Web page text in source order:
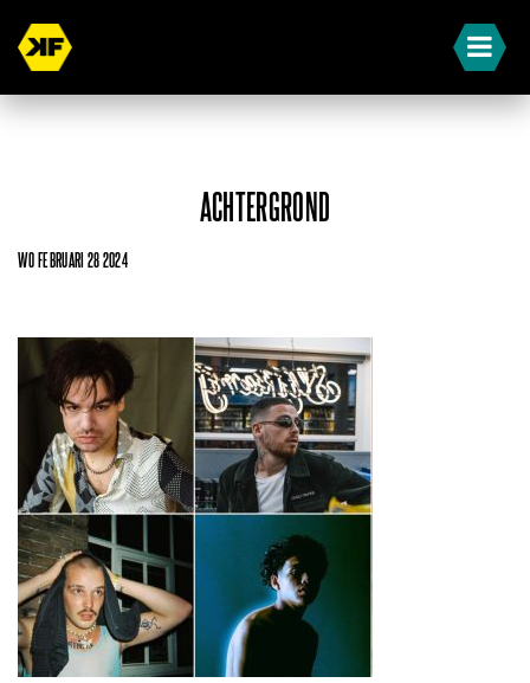
ACHTERGROND
WO FEBRUARI 28 2024